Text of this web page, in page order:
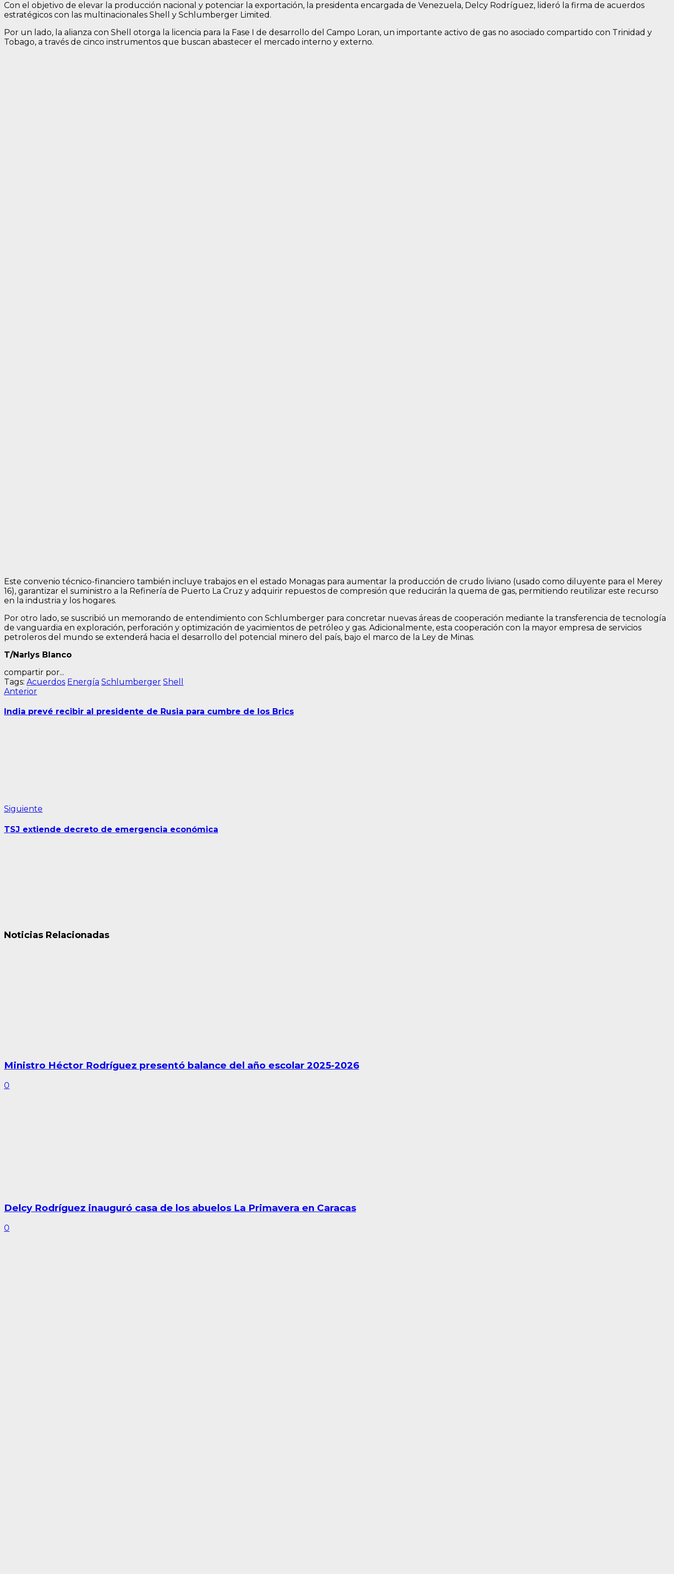
Con el objetivo de elevar la producción nacional y potenciar la exportación, la presidenta encargada de Venezuela, Delcy Rodríguez, lideró la firma de acuerdos
estratégicos con las multinacionales Shell y Schlumberger Limited.
Por un lado, la alianza con Shell otorga la licencia para la Fase I de desarrollo del Campo Loran, un importante activo de gas no asociado compartido con Trinidad y
Tobago, a través de cinco instrumentos que buscan abastecer el mercado interno y externo.
Este convenio técnico-financiero también incluye trabajos en el estado Monagas para aumentar la producción de crudo liviano (usado como diluyente para el Merey
16), garantizar el suministro a la Refinería de Puerto La Cruz y adquirir repuestos de compresión que reducirán la quema de gas, permitiendo reutilizar este recurso
en la industria y los hogares.
Por otro lado, se suscribió un memorando de entendimiento con Schlumberger para concretar nuevas áreas de cooperación mediante la transferencia de tecnología
de vanguardia en exploración, perforación y optimización de yacimientos de petróleo y gas. Adicionalmente, esta cooperación con la mayor empresa de servicios
petroleros del mundo se extenderá hacia el desarrollo del potencial minero del país, bajo el marco de la Ley de Minas.
T/Narlys Blanco
compartir por...
Tags: Acuerdos Energía Schlumberger Shell
Navegación
de
AnteriorEntrada
India prevé recibir al presidente de Rusia para cumbre de los Brics
Siguiente
TSJ extiende decreto de emergencia económica
Noticias Relacionadas
Ministro Héctor Rodríguez presentó balance del año escolar 2025-2026
0
Delcy Rodríguez inauguró casa de los abuelos La Primavera en Caracas
0